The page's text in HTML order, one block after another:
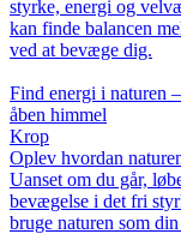
styrke, energi og
kan finde balancen
ved at bevæge dig.
Find energi i naturen
åben himmel
Krop
Oplev hvordan
Uanset om du går,
bevægelse i det fri
bruge naturen som